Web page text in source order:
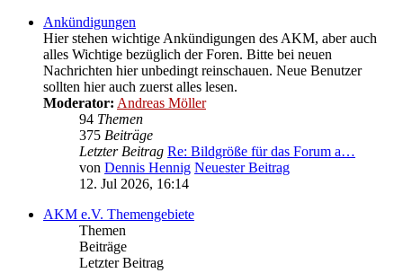
Ankündigungen
Hier stehen wichtige Ankündigungen des AKM, aber auch
alles Wichtige bezüglich der Foren. Bitte bei neuen
Nachrichten hier unbedingt reinschauen. Neue Benutzer
sollten hier auch zuerst alles lesen.
Moderator: Andreas Möller
94 Themen
375 Beiträge
Letzter Beitrag Re: Bildgröße für das Forum a…
von Dennis Hennig Neuester Beitrag
12. Jul 2026, 16:14
AKM e.V. Themengebiete
Themen
Beiträge
Letzter Beitrag